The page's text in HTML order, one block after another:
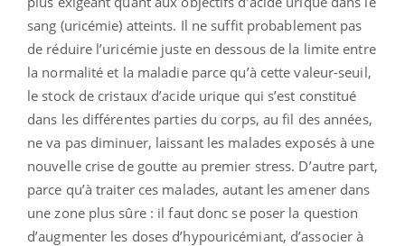
sang (uricémie) atteints. Il ne suffit probablement pas
de réduire l’uricémie juste en dessous de la limite entre
la normalité et la maladie parce qu’à cette valeur-seuil,
le stock de cristaux d’acide urique qui s’est constitué
dans les différentes parties du corps, au fil des années,
ne va pas diminuer, laissant les malades exposés à une
nouvelle crise de goutte au premier stress. D’autre part,
parce qu’à traiter ces malades, autant les amener dans
une zone plus sûre : il faut donc se poser la question
d’augmenter les doses d’hypouricémiant, d’associer à